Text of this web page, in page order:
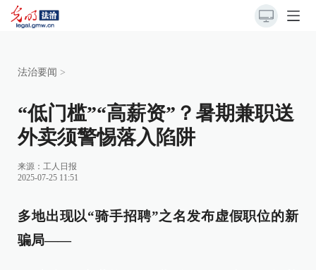
法治要闻 >
“低门槛”“高薪资”？暑期兼职送
外卖须警惕落入陷阱
来源： 工人日报
2025-07-25 11:51
多地出现以“骑手招聘”之名发布虚假职位的新
骗局——